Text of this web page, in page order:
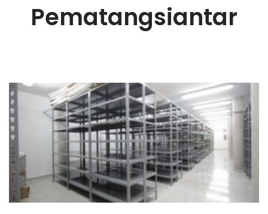
Pematangsiantar